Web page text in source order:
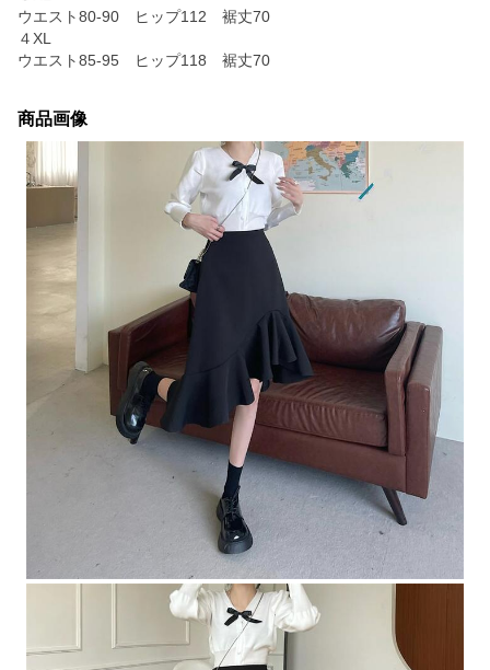
ウエスト80‐90 ヒップ112 裾丈70
４XL
ウエスト85‐95 ヒップ118 裾丈70
商品画像